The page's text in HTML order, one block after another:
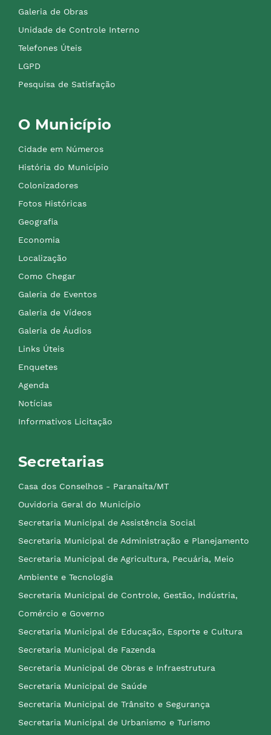
Galeria de Obras
Unidade de Controle Interno
Telefones Úteis
LGPD
Pesquisa de Satisfação
O Município
Cidade em Números
História do Município
Colonizadores
Fotos Históricas
Geografia
Economia
Localização
Como Chegar
Galeria de Eventos
Galeria de Vídeos
Galeria de Áudios
Links Úteis
Enquetes
Agenda
Notícias
Informativos Licitação
Secretarias
Casa dos Conselhos - Paranaíta/MT
Ouvidoria Geral do Município
Secretaria Municipal de Assistência Social
Secretaria Municipal de Administração e Planejamento
Secretaria Municipal de Agricultura, Pecuária, Meio
Ambiente e Tecnologia
Secretaria Municipal de Controle, Gestão, Indústria,
Comércio e Governo
Secretaria Municipal de Educação, Esporte e Cultura
Secretaria Municipal de Fazenda
Secretaria Municipal de Obras e Infraestrutura
Secretaria Municipal de Saúde
Secretaria Municipal de Trânsito e Segurança
Secretaria Municipal de Urbanismo e Turismo